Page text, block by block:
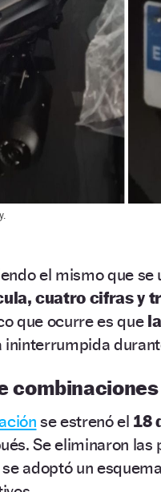
el mismo que se
cuatro cifras y
que ocurre es quela
ininterrumpida
se estrenó el 18
Se eliminaron
adoptó un